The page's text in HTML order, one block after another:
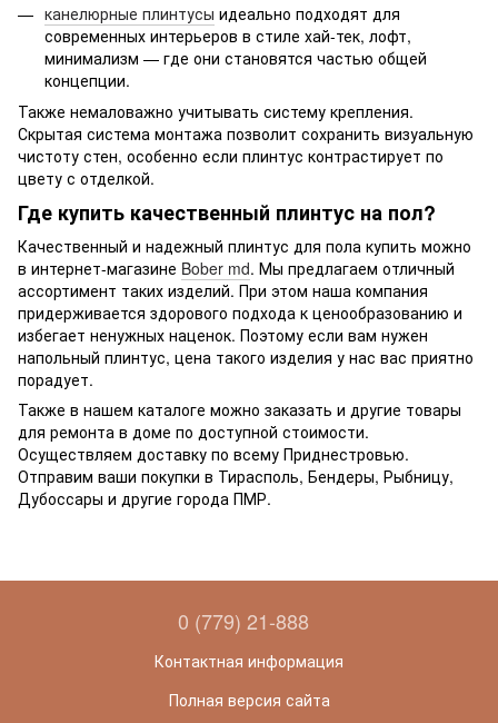
канелюрные плинтусы идеально подходят для
современных интерьеров в стиле хай-тек, лофт,
минимализм — где они становятся частью общей
концепции.
Также немаловажно учитывать систему крепления.
Скрытая система монтажа позволит сохранить визуальную
чистоту стен, особенно если плинтус контрастирует по
цвету с отделкой.
Где купить качественный плинтус на пол?
Качественный и надежный плинтус для пола купить можно
в интернет-магазине Bober md. Мы предлагаем отличный
ассортимент таких изделий. При этом наша компания
придерживается здорового подхода к ценообразованию и
избегает ненужных наценок. Поэтому если вам нужен
напольный плинтус, цена такого изделия у нас вас приятно
порадует.
Также в нашем каталоге можно заказать и другие товары
для ремонта в доме по доступной стоимости.
Осуществляем доставку по всему Приднестровью.
Отправим ваши покупки в Тирасполь, Бендеры, Рыбницу,
Дубоссары и другие города ПМР.
0 (779) 21-888
Контактная информация
Полная версия сайта